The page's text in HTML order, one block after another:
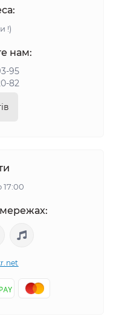
!)
нам:
95
82
17:00